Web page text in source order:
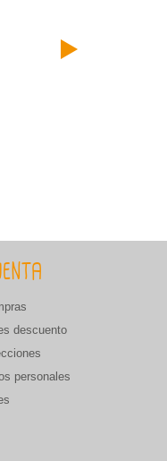
descuento
personales